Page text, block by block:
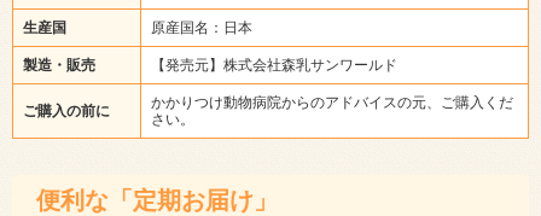
生産国 原産国名：日本
製造・販売 【発売元】株式会社森乳サンワールド
ご購入の前に
かかりつけ動物病院からのアドバイスの元、ご購入くだ
さい。
便利な「定期お届け」